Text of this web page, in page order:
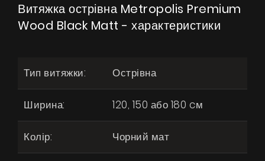
Витяжка острівна Metropolis Premium
Wood Black Matt - характеристики
Тип витяжки: Острівна
Ширина: 120, 150 або 180 cм
Колір: Чорний мат